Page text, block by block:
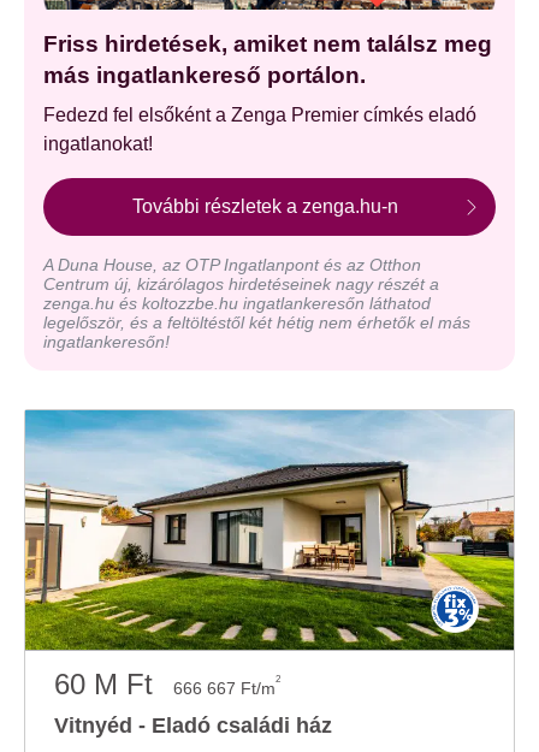
Friss hirdetések, amiket nem találsz meg
más ingatlankereső portálon.
Fedezd fel elsőként a Zenga Premier címkés eladó
ingatlanokat!
További részletek a zenga.hu-n
A Duna House, az OTP Ingatlanpont és az Otthon
Centrum új, kizárólagos hirdetéseinek nagy részét a
zenga.hu és koltozzbe.hu ingatlankeresőn láthatod
legelőször, és a feltöltéstől két hétig nem érhetők el más
ingatlankeresőn!
60 M Ft 666 667 Ft/m2
Vitnyéd - Eladó családi ház